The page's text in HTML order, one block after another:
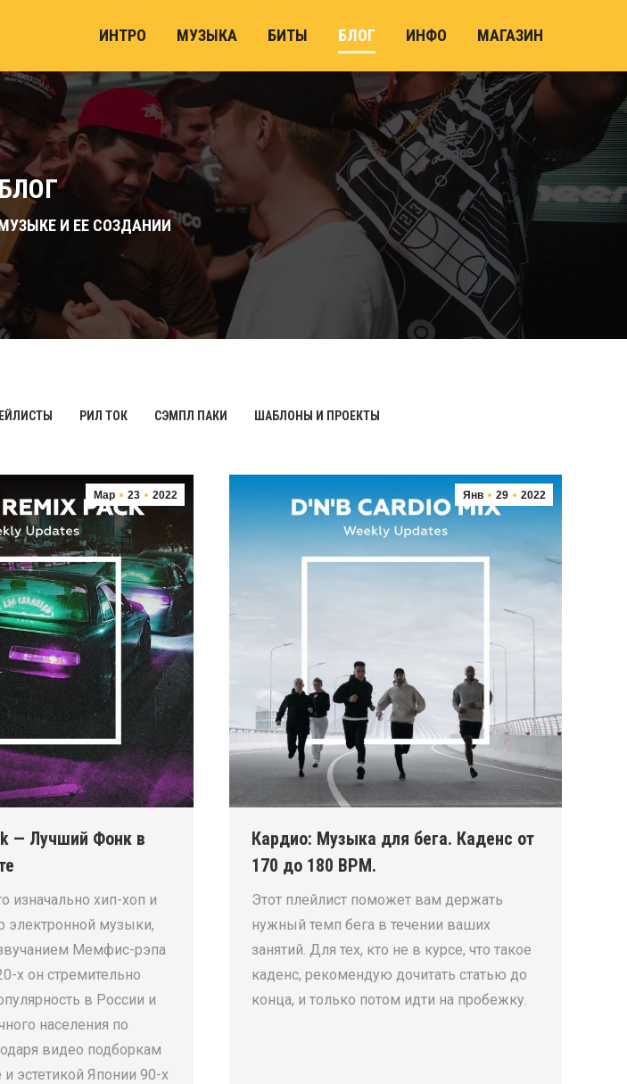
ИНТРО МУЗЫКА БИТЫ БЛОГ ИНФО МАГАЗИН
И ЕЕ СОЗДАНИИ
РИЛ ТОК СЭМПЛ ПАКИ ШАБЛОНЫ И ПРОЕКТЫ
Мар 23 2022
— Лучший Фонк в
изначально хип-хоп и
электронной музыки,
Мемфис-рэпа
х он стремительно
в России и
населения по
видео подборкам
эстетикой Японии 90-х
Янв 29 2022
Кардио: Музыка для бега. Каденс от
170 до 180 BPM.
Этот плейлист поможет вам держать
нужный темп бега в течении ваших
занятий. Для тех, кто не в курсе, что такое
каденс, рекомендую дочитать статью до
конца, и только потом идти на пробежку.